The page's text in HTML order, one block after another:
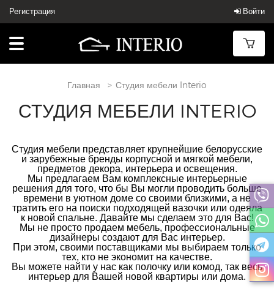
Регистрация Войти
Главная Студия мебели Interio
СТУДИЯ МЕБЕЛИ INTERIO
Студия мебели представляет крупнейшие белорусские
и зарубежные бренды корпусной и мягкой мебели,
предметов декора, интерьера и освещения.
Мы предлагаем Вам комплексные интерьерные
решения для того, что бы Вы могли проводить больше
времени в уютном доме со своими близкими, а не
тратить его на поиски подходящей вазочки или одеяла
к новой спальне. Давайте мы сделаем это для Вас!
Мы не просто продаем мебель, профессиональные
дизайнеры создают для Вас интерьер.
При этом, своими поставщиками мы выбираем только
тех, кто не экономит на качестве.
Вы можете найти у нас как полочку или комод, так весь
интерьер для Вашей новой квартиры или дома.